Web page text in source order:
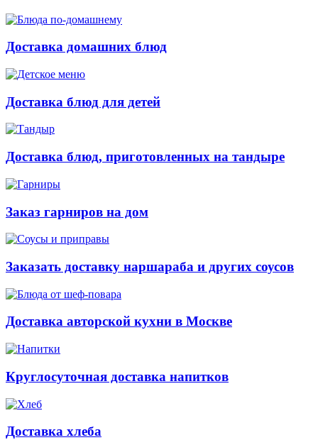
Доставка домашних блюд
Доставка блюд для детей
Доставка блюд, приготовленных на тандыре
Заказ гарниров на дом
Заказать доставку наршараба и других соусов
Доставка авторской кухни в Москве
Круглосуточная доставка напитков
Доставка хлеба